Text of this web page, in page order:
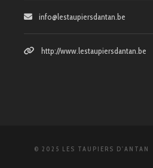
info@lestaupiersdantan.be
http://www.lestaupiersdantan.be
© 2025 LES TAUPIERS D'ANTAN